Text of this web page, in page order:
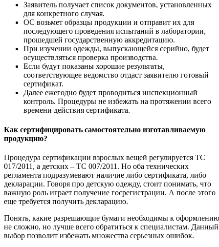
Заявитель получает список документов, установленных
для конкретного случая.
ОС возьмет образцы продукции и отправит их для
последующего проведения испытаний в лаборатории,
прошедшей государственную аккредитацию.
При изучении одежды, выпускающейся серийно, будет
осуществляться проверка производства.
Если будут показаны хорошие результаты,
соответствующее ведомство отдаст заявителю готовый
сертификат.
Далее ежегодно будет проводиться инспекционный
контроль. Процедуры не избежать на протяжении всего
времени действия сертификата.
Как сертифицировать самостоятельно изготавливаемую
продукцию?
Процедура сертификации взрослых вещей регулируется ТС
017/2011, а детских – ТС 007/2011. Но оба технических
регламента подразумевают наличие либо сертификата, либо
декларации. Говоря про детскую одежду, стоит понимать, что
важную роль играет получение госрегистрации. А после этого
еще требуется получить декларацию.
Понять, какие разрешающие бумаги необходимы к оформлению
не сложно, но лучше всего обратиться к специалистам. Данный
выбор позволит избежать множества серьезных ошибок.